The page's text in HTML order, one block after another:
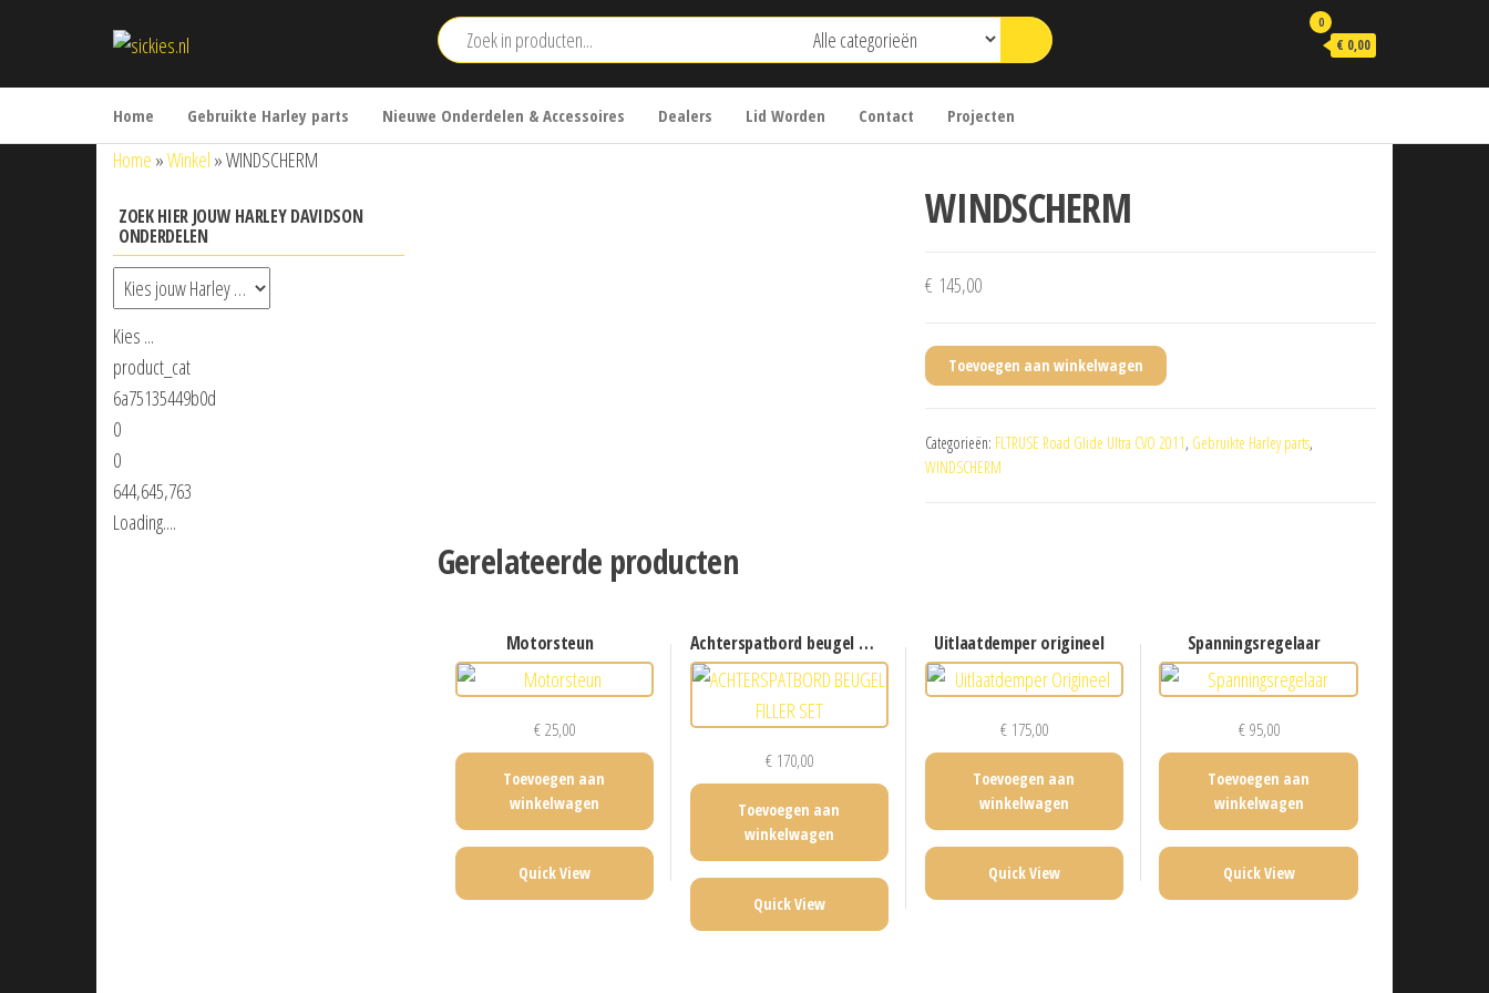
0
€ 0,00
Home Gebruikte Harley parts Nieuwe Onderdelen & Accessoires Dealers Lid Worden Contact Projecten
Home »Winkel »WINDSCHERM
WINDSCHERM
€ 145,00
Toevoegen aan winkelwagen
Categorieën: FLTRUSE Road Glide Ultra CVO 2011, Gebruikte Harley parts,
WINDSCHERM
Gerelateerde producten
motorsteun
€25,00
Toevoegen aan
winkelwagen
Quick View
achterspatbord beugel filler set
€170,00
Toevoegen aan
winkelwagen
Quick View
uitlaatdemper origineel
€175,00
Toevoegen aan
winkelwagen
Quick View
spanningsregelaar
€95,00
Toevoegen aan
winkelwagen
Quick View
ZOEK HIER JOUW HARLEY DAVIDSON
ONDERDELEN
Kies ...
product_cat
6a75135449b0d
0
0
644,645,763
Loading....